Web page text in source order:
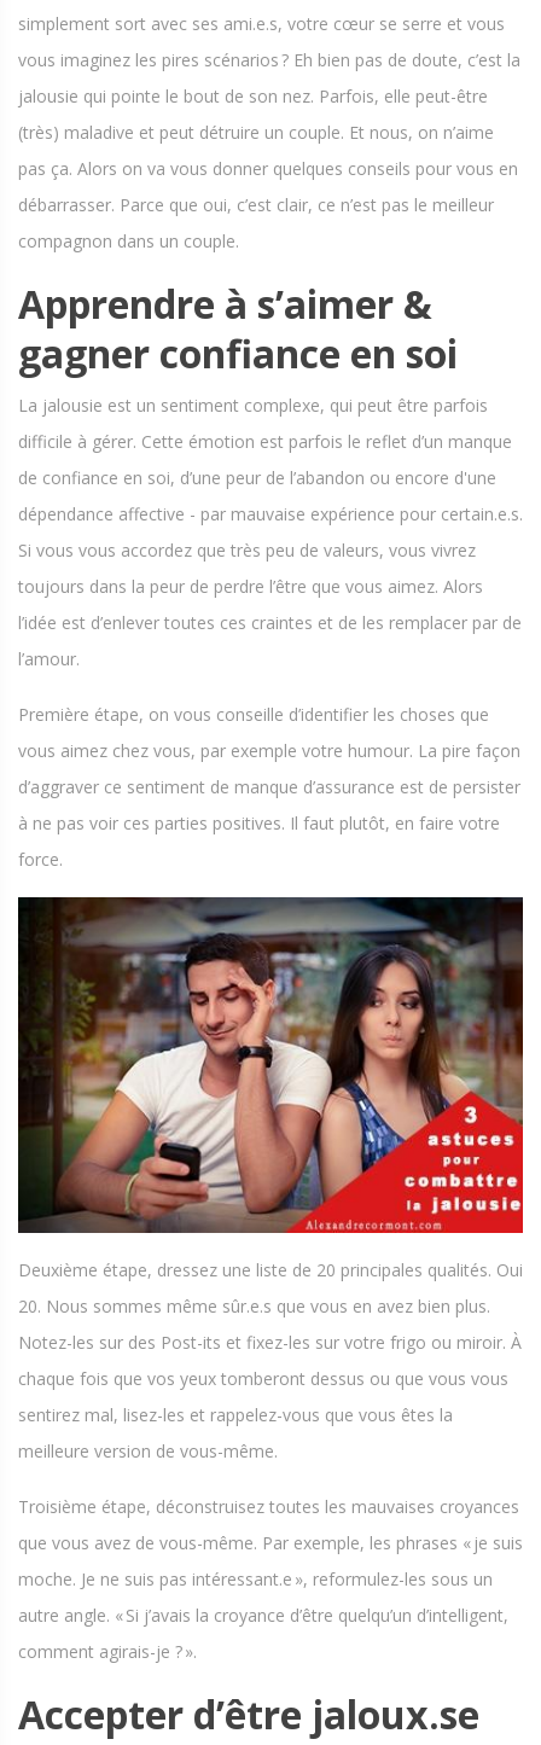
simplement sort avec ses ami.e.s, votre cœur se serre et vous
vous imaginez les pires scénarios ? Eh bien pas de doute, c’est la
jalousie qui pointe le bout de son nez. Parfois, elle peut-être
(très) maladive et peut détruire un couple. Et nous, on n’aime
pas ça. Alors on va vous donner quelques conseils pour vous en
débarrasser. Parce que oui, c’est clair, ce n’est pas le meilleur
compagnon dans un couple.
Apprendre à s’aimer &
gagner confiance en soi
La jalousie est un sentiment complexe, qui peut être parfois
difficile à gérer. Cette émotion est parfois le reflet d’un manque
de confiance en soi, d’une peur de l’abandon ou encore d'une
dépendance affective - par mauvaise expérience pour certain.e.s.
Si vous vous accordez que très peu de valeurs, vous vivrez
toujours dans la peur de perdre l’être que vous aimez. Alors
l’idée est d’enlever toutes ces craintes et de les remplacer par de
l’amour.
Première étape, on vous conseille d’identifier les choses que
vous aimez chez vous, par exemple votre humour. La pire façon
d’aggraver ce sentiment de manque d’assurance est de persister
à ne pas voir ces parties positives. Il faut plutôt, en faire votre
force.
Deuxième étape, dressez une liste de 20 principales qualités. Oui
20. Nous sommes même sûr.e.s que vous en avez bien plus.
Notez-les sur des Post-its et fixez-les sur votre frigo ou miroir. À
chaque fois que vos yeux tomberont dessus ou que vous vous
sentirez mal, lisez-les et rappelez-vous que vous êtes la
meilleure version de vous-même.
Troisième étape, déconstruisez toutes les mauvaises croyances
que vous avez de vous-même. Par exemple, les phrases « je suis
moche. Je ne suis pas intéressant.e », reformulez-les sous un
autre angle. « Si j’avais la croyance d’être quelqu’un d’intelligent,
comment agirais-je ? ».
Accepter d’être jaloux.se